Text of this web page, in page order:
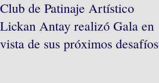
Club de Patinaje Artístico
Lickan Antay realizó Gala en
vista de sus próximos desafíos